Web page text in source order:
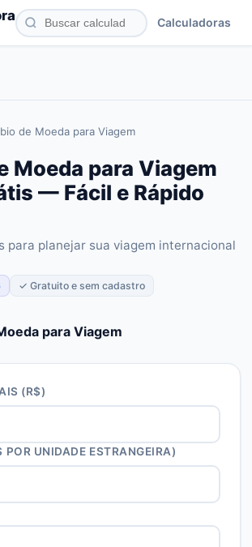
Calculadoras
de Moeda para Viagem
Moeda para Viagem
— Fácil e Rápido
para planejar sua viagem internacional
✓ Gratuito e sem cadastro
para Viagem
(R$)
UNIDADE ESTRANGEIRA)